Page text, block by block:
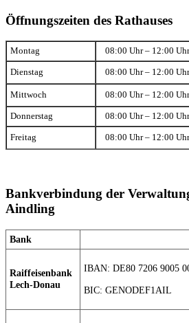
Öffnungszeiten des Rathauses
Montag 08:00 Uhr – 12:00 Uhr
Dienstag 08:00 Uhr – 12:00 Uhr
Mittwoch 08:00 Uhr – 12:00 Uhr
Donnerstag 08:00 Uhr – 12:00 Uhr
Freitag 08:00 Uhr – 12:00 Uhr
Bankverbindung der
Aindling
Bank
Raiffeisenbank
Lech-Donau
IBAN: DE80 7206 9005
BIC: GENODEF1AIL